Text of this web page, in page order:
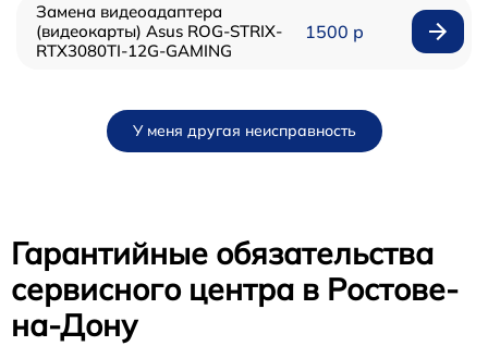
Замена видеоадаптера
(видеокарты) Asus ROG-STRIX-
RTX3080TI-12G-GAMING
1500 р
У меня другая неисправность
Гарантийные обязательства
сервисного центра в Ростове-
на-Дону